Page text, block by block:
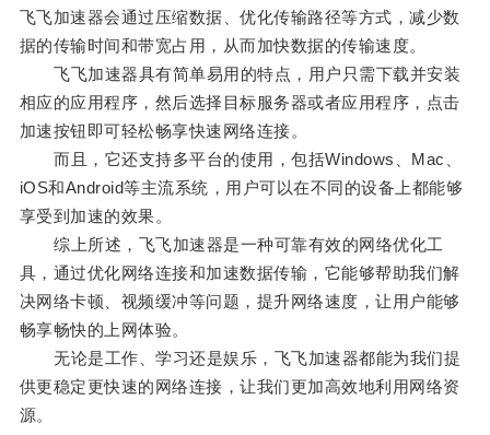
飞飞加速器会通过压缩数据、优化传输路径等方式，减少数
据的传输时间和带宽占用，从而加快数据的传输速度。
飞飞加速器具有简单易用的特点，用户只需下载并安装
相应的应用程序，然后选择目标服务器或者应用程序，点击
加速按钮即可轻松畅享快速网络连接。
而且，它还支持多平台的使用，包括Windows、Mac、
iOS和Android等主流系统，用户可以在不同的设备上都能够
享受到加速的效果。
综上所述，飞飞加速器是一种可靠有效的网络优化工
具，通过优化网络连接和加速数据传输，它能够帮助我们解
决网络卡顿、视频缓冲等问题，提升网络速度，让用户能够
畅享畅快的上网体验。
无论是工作、学习还是娱乐，飞飞加速器都能为我们提
供更稳定更快速的网络连接，让我们更加高效地利用网络资
源。